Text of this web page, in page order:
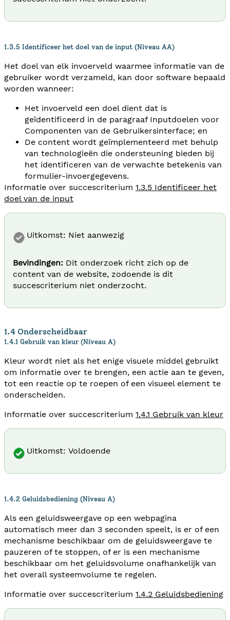
1.3.5 Identificeer het doel van de input (Niveau AA)
Het doel van elk invoerveld waarmee informatie van de
gebruiker wordt verzameld, kan door software bepaald
worden wanneer:
Het invoerveld een doel dient dat is
geïdentificeerd in de paragraaf Inputdoelen voor
Componenten van de Gebruikersinterface; en
De content wordt geïmplementeerd met behulp
van technologieën die ondersteuning bieden bij
het identificeren van de verwachte betekenis van
formulier-invoergegevens.
Informatie over succescriterium 1.3.5 Identificeer het
doel van de input
Uitkomst: Niet aanwezig
Bevindingen: Dit onderzoek richt zich op de
content van de website, zodoende is dit
succescriterium niet onderzocht.
1.4 Onderscheidbaar
1.4.1 Gebruik van kleur (Niveau A)
Kleur wordt niet als het enige visuele middel gebruikt
om informatie over te brengen, een actie aan te geven,
tot een reactie op te roepen of een visueel element te
onderscheiden.
Informatie over succescriterium 1.4.1 Gebruik van kleur
Uitkomst: Voldoende
1.4.2 Geluidsbediening (Niveau A)
Als een geluidsweergave op een webpagina
automatisch meer dan 3 seconden speelt, is er of een
mechanisme beschikbaar om de geluidsweergave te
pauzeren of te stoppen, of er is een mechanisme
beschikbaar om het geluidsvolume onafhankelijk van
het overall systeemvolume te regelen.
Informatie over succescriterium 1.4.2 Geluidsbediening